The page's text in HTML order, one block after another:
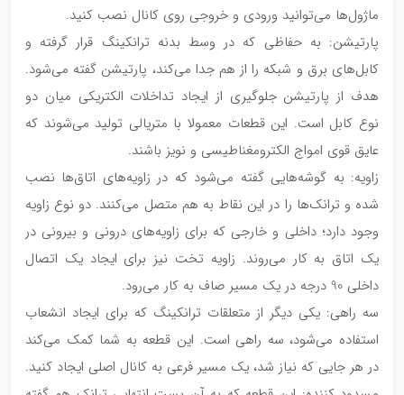
ماژول‌ها می‌توانید ورودی و خروجی روی کانال نصب کنید.
پارتیشن: به حفاظی که در وسط بدنه‌ ترانکینگ قرار گرفته و
کابل‌های برق و شبکه را از هم جدا می‌کند، پارتیشن گفته می‌شود.
هدف از پارتیشن جلوگیری از ایجاد تداخلات الکتریکی میان دو
نوع کابل است. این قطعات معمولا با متریالی تولید می‌شوند که
عایق قوی امواج الکترومغناطیسی و نویز باشند.
زاویه: به گوشه‌هایی گفته‌ می‌شود که در زاویه‌های اتاق‌ها نصب
شده و ترانک‌ها را در این نقاط به هم متصل می‌‌کنند. دو نوع زاویه
وجود دارد؛ داخلی و خارجی که برای زاویه‌های درونی و بیرونی در
یک اتاق به کار می‌روند. زاویه تخت نیز برای ایجاد یک اتصال
داخلی 90 درجه در یک مسیر صاف به کار می‌رود.
سه راهی: یکی دیگر از متعلقات ترانکینگ که برای ایجاد انشعاب
استفاده می‌شود، سه راهی است. این قطعه به شما کمک می‌کند
در هر جایی که نیاز شد، یک مسیر فرعی به کانال اصلی ایجاد کنید.